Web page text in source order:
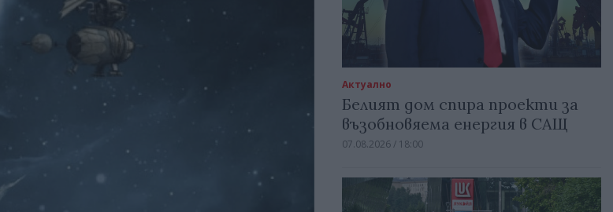
Актуално
Белият дом спира проекти за
възобновяема енергия в САЩ
07.08.2026 / 18:00